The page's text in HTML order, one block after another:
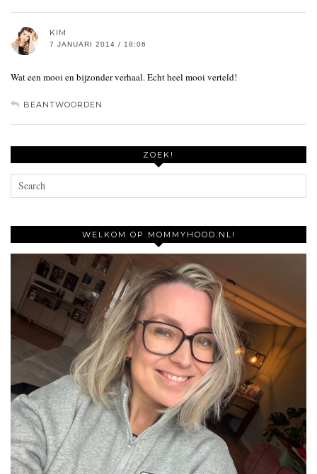
KIM
7 JANUARI 2014 / 18:06
Wat een mooi en bijzonder verhaal. Echt heel mooi verteld!
BEANTWOORDEN
ZOEK!
WELKOM OP MOMMYHOOD.NL!